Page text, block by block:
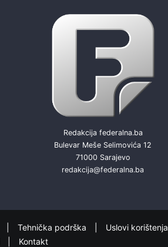
Redakcija federalna.ba
Bulevar Meše Selimovića 12
71000 Sarajevo
redakcija@federalna.ba
Tehnička podrška
Uslovi korištenja
Kontakt